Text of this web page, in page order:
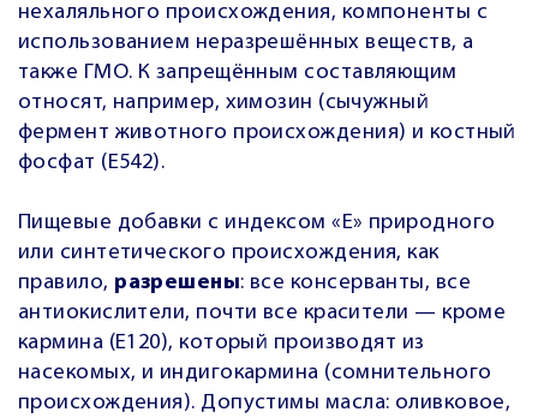
нехаляльного происхождения, компоненты с
использованием неразрешённых веществ, а
также ГМО. К запрещённым составляющим
относят, например, химозин (сычужный
фермент животного происхождения) и костный
фосфат (Е542).
Пищевые добавки с индексом «Е» природного
или синтетического происхождения, как
правило, разрешены: все консерванты, все
антиокислители, почти все красители — кроме
кармина (Е120), который производят из
насекомых, и индигокармина (сомнительного
происхождения). Допустимы масла: оливковое,